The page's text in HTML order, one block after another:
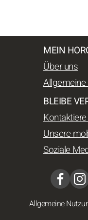
MEIN
Über uns
BLEIBE
Unsere
Soziale
Allgemeine